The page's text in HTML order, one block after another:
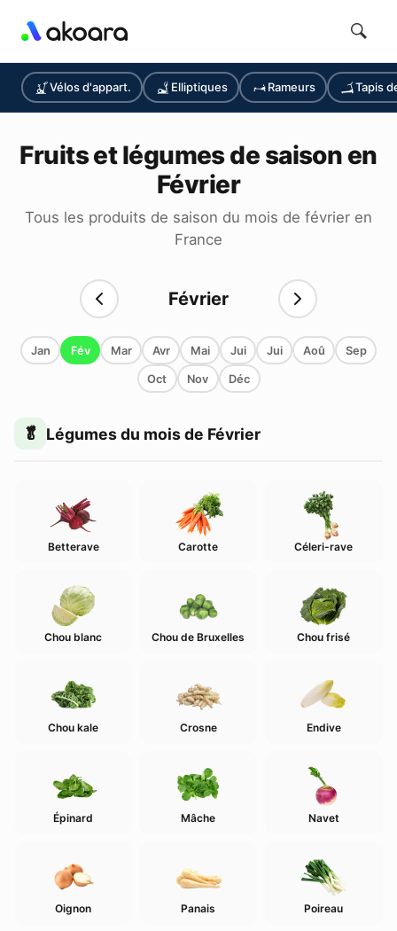
Vélos d'appart. Elliptiques Rameurs Tapis
Fruits et légumes de saison en
Février
Tous les produits de saison du mois de février en
France
Février
Jan Fév Mar Avr Mai Jui Jui Aoû Sep
Oct Nov Déc
Légumes du mois de Février
Betterave Carotte Céleri-rave
Chou blanc Chou de Bruxelles Chou frisé
Chou kale Crosne Endive
Épinard Mâche Navet
Oignon Panais Poireau